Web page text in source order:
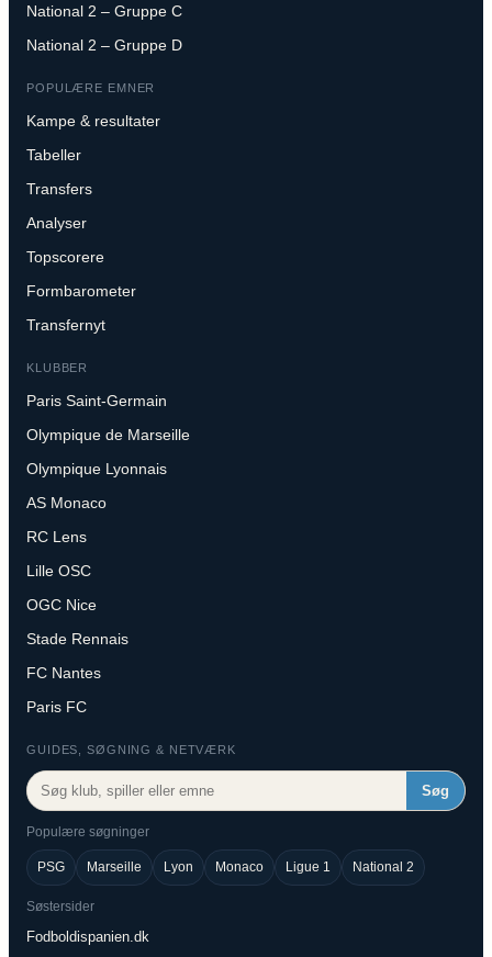
National 2 – Gruppe C
National 2 – Gruppe D
POPULÆRE EMNER
Kampe & resultater
Tabeller
Transfers
Analyser
Topscorere
Formbarometer
Transfernyt
KLUBBER
Paris Saint-Germain
Olympique de Marseille
Olympique Lyonnais
AS Monaco
RC Lens
Lille OSC
OGC Nice
Stade Rennais
FC Nantes
Paris FC
GUIDES, SØGNING & NETVÆRK
Søg
Populære søgninger
PSG Marseille Lyon Monaco Ligue 1 National 2
Søstersider
Fodboldispanien.dk